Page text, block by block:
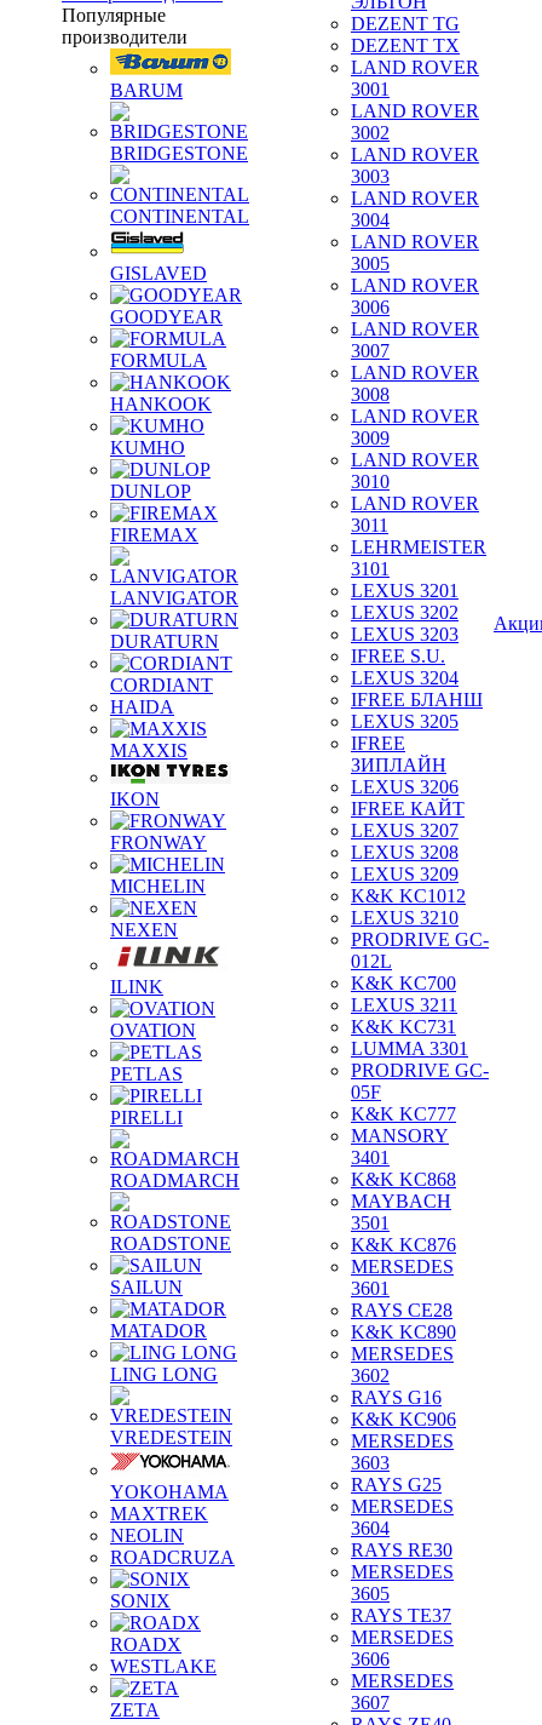
Популярные
производители
BARUM
BRIDGESTONE
CONTINENTAL
GISLAVED
GOODYEAR
FORMULA
HANKOOK
KUMHO
DUNLOP
FIREMAX
LANVIGATOR
DURATURN
CORDIANT
HAIDA
MAXXIS
IKON
FRONWAY
MICHELIN
NEXEN
ILINK
OVATION
PETLAS
PIRELLI
ROADMARCH
ROADSTONE
SAILUN
MATADOR
LING LONG
VREDESTEIN
YOKOHAMA
MAXTREK
NEOLIN
ROADCRUZA
SONIX
ROADX
WESTLAKE
ZETA
DEZENT TG
DEZENT TX
LAND ROVER
3001
LAND ROVER
3002
LAND ROVER
3003
LAND ROVER
3004
LAND ROVER
3005
LAND ROVER
3006
LAND ROVER
3007
LAND ROVER
3008
LAND ROVER
3009
LAND ROVER
3010
LAND ROVER
3011
LEHRMEISTER
3101
LEXUS 3201
LEXUS 3202
LEXUS 3203
IFREE S.U.
LEXUS 3204
IFREE БЛАНШ
LEXUS 3205
IFREE
ЗИПЛАЙН
LEXUS 3206
IFREE КАЙТ
LEXUS 3207
LEXUS 3208
LEXUS 3209
K&K KC1012
LEXUS 3210
PRODRIVE GC-
012L
K&K KC700
LEXUS 3211
K&K KC731
LUMMA 3301
PRODRIVE GC-
05F
K&K KC777
MANSORY
3401
K&K KC868
MAYBACH
3501
K&K KC876
MERSEDES
3601
RAYS CE28
K&K KC890
MERSEDES
3602
RAYS G16
K&K KC906
MERSEDES
3603
RAYS G25
MERSEDES
3604
RAYS RE30
MERSEDES
3605
RAYS TE37
MERSEDES
3606
MERSEDES
3607